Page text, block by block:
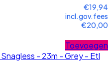
€19,94
incl.gov.fees
€20,00
Toevoegen